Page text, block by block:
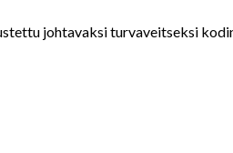
johtavaksi turvaveitseksi